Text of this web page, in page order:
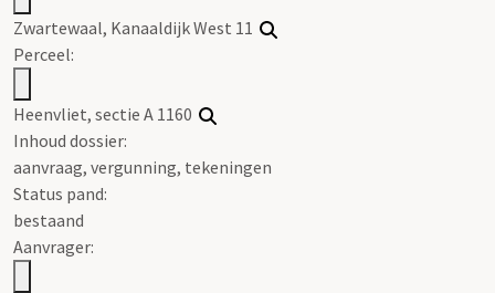
Zwartewaal, Kanaaldijk West 11
Perceel:
Heenvliet, sectie A 1160
Inhoud dossier:
aanvraag, vergunning, tekeningen
Status pand:
bestaand
Aanvrager: